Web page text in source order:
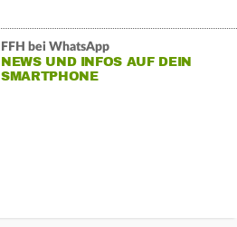
FFH bei WhatsApp
NEWS UND INFOS AUF DEIN
SMARTPHONE